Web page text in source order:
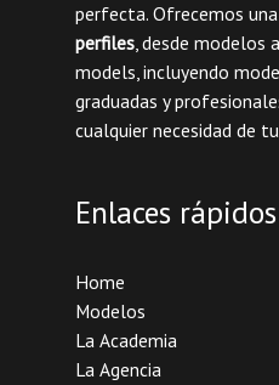
perfecta. Ofrecemos una
perfiles, desde modelos
models, incluyendo
graduadas y
cualquier necesidad de
Enlaces rápidos
Home
Modelos
La Academia
La Agencia